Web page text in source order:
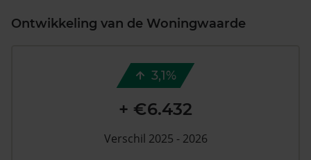
Ontwikkeling van de Woningwaarde
3,1%
+ €6.432
Verschil 2025 - 2026